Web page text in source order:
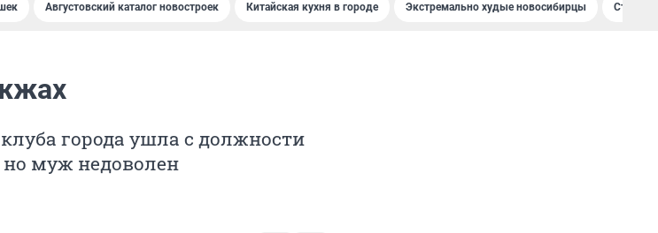
Августовский каталог новостроек Китайская кухня в городе Экстремально худые новосибирцы Старт
города ушла с должности
но муж недоволен